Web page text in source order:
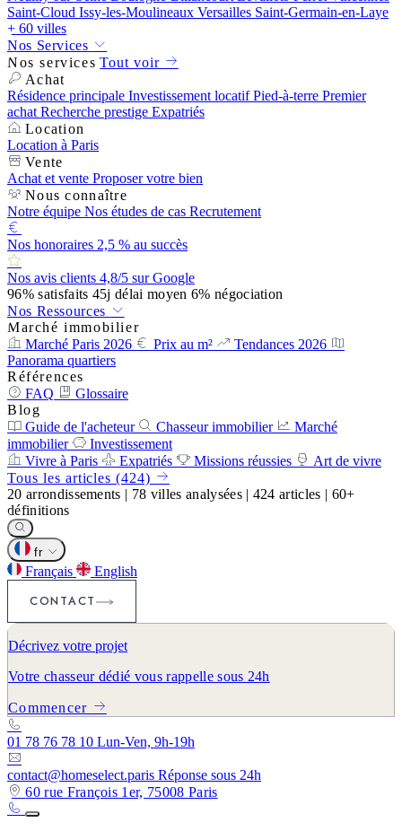
Saint-Cloud Issy-les-Moulineaux Versailles Saint-Germain-en-Laye
+ 60 villes
Nos Services
Nos services Tout voir
Achat
Résidence principale Investissement locatifPied-à-terre Premier
achat Recherche prestige Expatriés
Location
Location à Paris
Vente
Achat et vente Proposer votre bien
Nous connaître
Notre équipe Nos études de cas Recrutement
Nos honoraires 2,5 % au succès
Nos avis clients 4,8/5 sur Google
96%satisfaits 45j délai moyen 6% négociation
Nos Ressources
Marché immobilier
Marché Paris 2026
Prix au m²
Tendances 2026
Panorama quartiers
Références
FAQ
Glossaire
Blog
Guide de l'acheteur
Chasseur immobilier
Marché
immobilier
Investissement
Vivre à Paris
Expatriés Missions réussies
Art de vivre
Tous les articles (424)
20 arrondissements | 78 villes analysées | 424 articles | 60+
définitions
fr
Français
English
CONTACT
Décrivez votre projet
Votre chasseur dédié vous rappelle sous 24h
Commencer
01 78 76 78 10 Lun-Ven, 9h-19h
contact@homeselect.paris Réponse sous 24h
60 rue François 1er, 75008 Paris